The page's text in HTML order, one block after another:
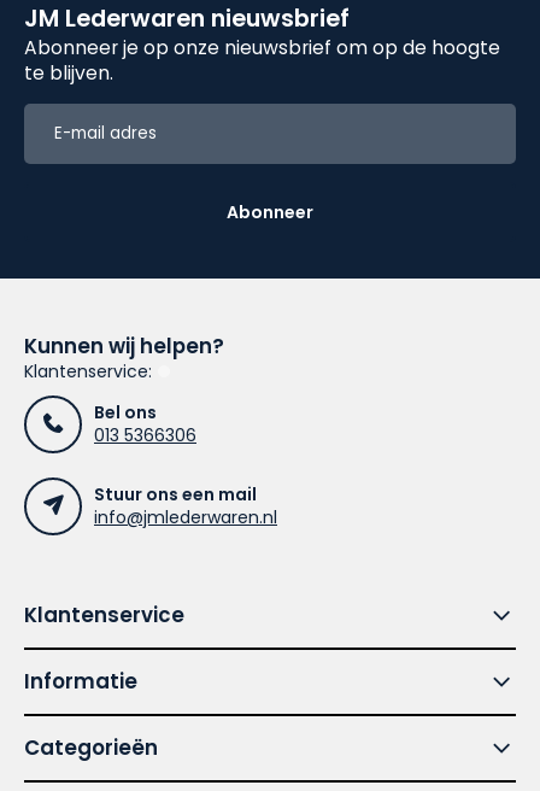
JM Lederwaren nieuwsbrief
Abonneer je op onze nieuwsbrief om op de hoogte
te blijven.
Abonneer
Kunnen wij helpen?
Klantenservice:
Bel ons
013 5366306
Stuur ons een mail
info@jmlederwaren.nl
Klantenservice
Informatie
Categorieën